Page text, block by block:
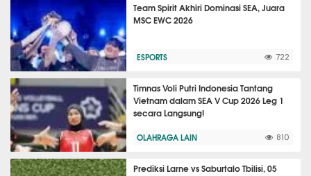
Team Spirit Akhiri Dominasi SEA, Juara
MSC EWC 2026
ESPORTS 722
Timnas Voli Putri Indonesia Tantang
Vietnam dalam SEA V Cup 2026 Leg 1
secara Langsung!
OLAHRAGA LAIN 810
Prediksi Larne vs Saburtalo Tbilisi, 05